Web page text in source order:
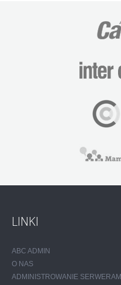
LINKI
ABC ADMIN
O NAS
ADMINISTROWANIE SERWERAMI